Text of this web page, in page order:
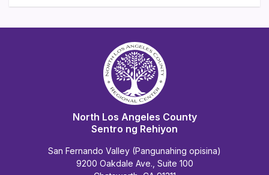
North Los Angeles County
Sentro ng Rehiyon
San Fernando Valley (Pangunahing opisina)
9200 Oakdale Ave., Suite 100